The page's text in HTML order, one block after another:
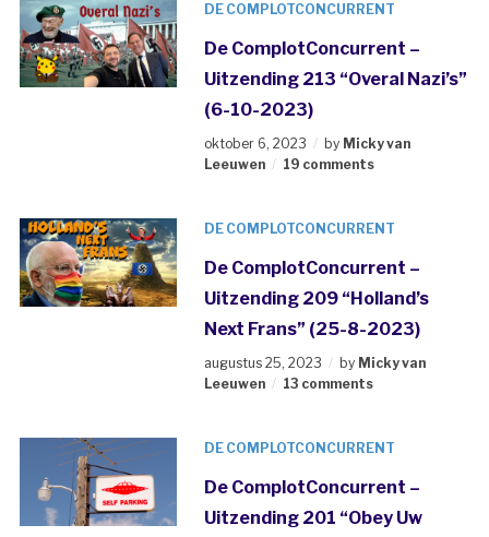
DE COMPLOTCONCURRENT
De ComplotConcurrent –
Uitzending 213 “Overal Nazi’s”
(6-10-2023)
oktober 6, 2023 by Micky van
Leeuwen
19 comments
DE COMPLOTCONCURRENT
De ComplotConcurrent –
Uitzending 209 “Holland’s
Next Frans” (25-8-2023)
augustus 25, 2023 by Micky van
Leeuwen
13 comments
DE COMPLOTCONCURRENT
De ComplotConcurrent –
Uitzending 201 “Obey Uw